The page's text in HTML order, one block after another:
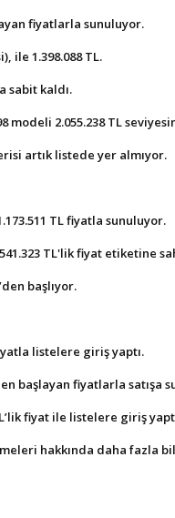
fiyatlarla sunuluyor.
ile 1.398.088 TL.
sabit kaldı.
modeli 2.055.238 TL
artık listede yer almıyor.
TL fiyatla sunuluyor.
TL'lik fiyat etiketine
başlıyor.
listelere giriş yaptı.
başlayan fiyatlarla satışa
fiyat ile listelere giriş
hakkında daha fazla